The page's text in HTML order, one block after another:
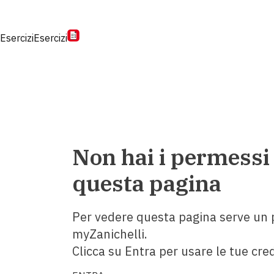
EserciziEsercizi
Non hai i
questa pagina
Per vedere questa pagina serve un
myZanichelli.
Clicca su Entra per usare le tue